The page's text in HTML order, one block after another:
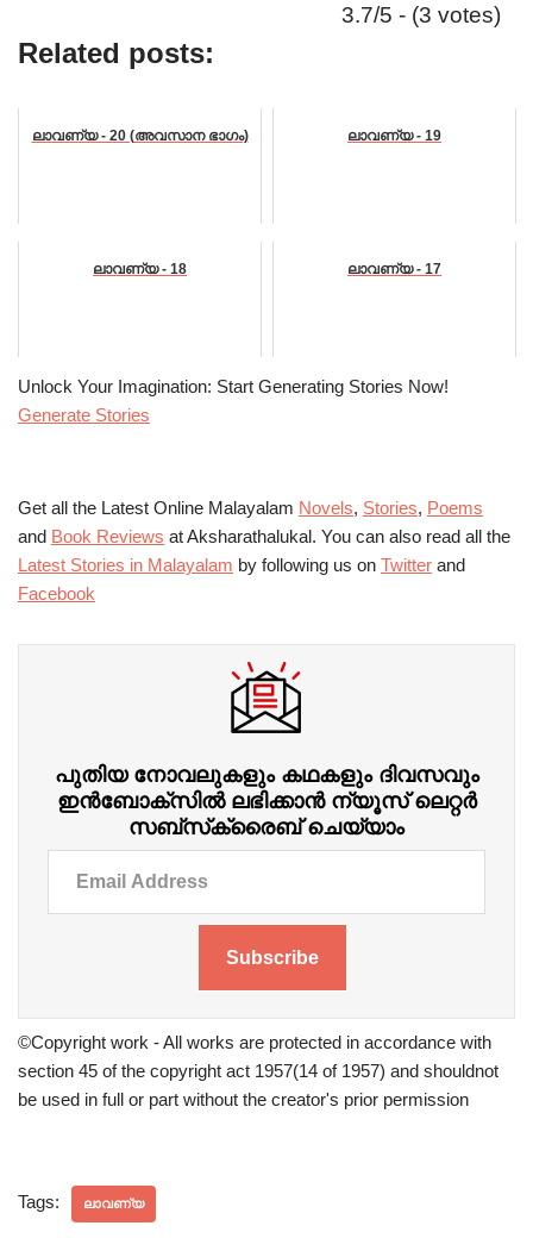
3.7/5 - (3 votes)
Related posts:
ലാവണ്യ - 20 (അവസാന ഭാഗം) ലാവണ്യ - 19
ലാവണ്യ - 18 ലാവണ്യ - 17
Unlock Your Imagination: Start Generating Stories Now!
Generate Stories
Get all the Latest Online Malayalam Novels, Stories, Poems
and Book Reviews at Aksharathalukal. You can also read all the
Latest Stories in Malayalam by following us on Twitter and
Facebook
പുതിയ നോവലുകളും കഥകളും ദിവസവും
ഇന്‍ബോക്‌സില്‍ ലഭിക്കാന്‍ ന്യൂസ് ലെറ്റർ
സബ്‌സ്‌ക്രൈബ് ചെയ്യാം
Subscribe
©Copyright work - All works are protected in accordance with
section 45 of the copyright act 1957(14 of 1957) and shouldnot
be used in full or part without the creator's prior permission
Tags: ലാവണ്യ